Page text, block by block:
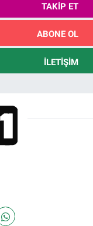
TAKIP ET
ABONE OL
İLETIŞIM